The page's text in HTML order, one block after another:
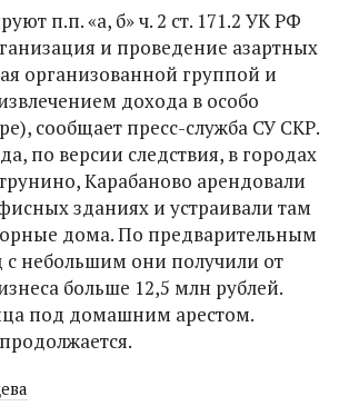
п.п. «а, б» ч. 2 ст. 171.2 УК РФ
и проведение азартных
организованной группой и
дохода в особо
сообщает пресс-служба СУ СКР.
по версии следствия, в городах
Карабаново арендовали
зданиях и устраивали там
дома. По предварительным
с небольшим они получили от
больше 12,5 млн рублей.
под домашним арестом.